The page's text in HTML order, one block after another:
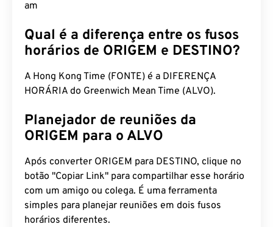
am
Qual é a diferença entre os fusos
horários de ORIGEM e DESTINO?
A Hong Kong Time (FONTE) é a DIFERENÇA
HORÁRIA do Greenwich Mean Time (ALVO).
Planejador de reuniões da
ORIGEM para o ALVO
Após converter ORIGEM para DESTINO, clique no
botão "Copiar Link" para compartilhar esse horário
com um amigo ou colega. É uma ferramenta
simples para planejar reuniões em dois fusos
horários diferentes.